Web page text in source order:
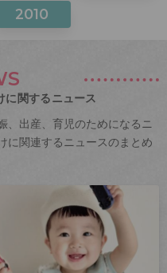
2010
に関するニュース
、出産、育児のためになるニ
に関連するニュースのまとめ